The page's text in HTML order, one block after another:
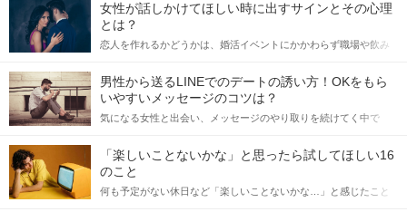
女性が話しかけてほしい時に出すサインとその心理
とは？
恋人を作れるかどうかは、婚活イベントにかかわらず職場や飲み
てアプローチできるかにも左右されます。 これから恋人作りを本
格的に始めようとしている方は、女性が異性を求めて出すサイン
をしっかりと理解し、正しい行動に移せるかどうかが重要。 この
記事では、女性が話しかけて欲しい時に出すサインとその心理を
合にどのような行動に繋げるべきかをご紹介していきます。
男性から送るLINEでのデートの誘い方！OKをもら
いやすいメッセージのコツは？
気になる女性と出会い、メッセージのやり取りを続けてく中で
しかし、中には「どう誘ったらいいの？」とお困りの男性もいら
っしゃるのではないでしょうか。 そこで今回は、男性から女性へ
送るLINEでのデートの誘い方のコツをご紹介します。例文も混じ
えながら解説するので、ぜひ参考にしてください。
「楽しいことないかな」と思ったら試してほしい16
のこと
何も予定がない休日など「楽しいことないかな…」と感じたこと